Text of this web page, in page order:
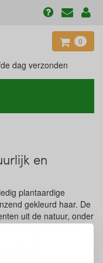
0
dag verzonden
en
plantaardige
gekleurd haar. De
uit de natuur, onder
het haar door een
stoffen.